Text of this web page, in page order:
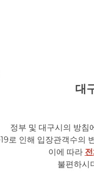
대
정부 및 대구시의 방침
19 로 인해 입장관객수의
이에 따라
불편하시